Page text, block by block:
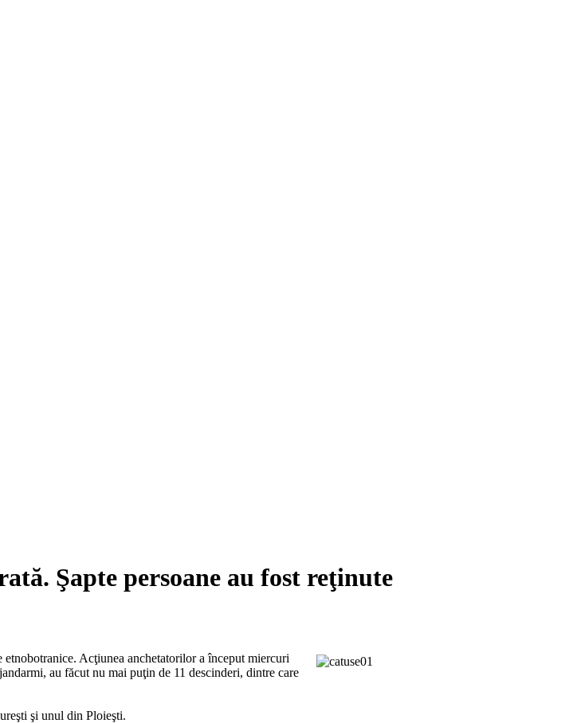
Şapte persoane au fost reţinute
Acţiunea anchetatorilor a început miercuri
au făcut nu mai puţin de 11 descinderi, dintre care
şi unul din Ploieşti.